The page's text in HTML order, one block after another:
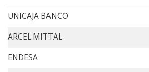
UNICAJA BANCO
ARCEL.MITTAL
ENDESA